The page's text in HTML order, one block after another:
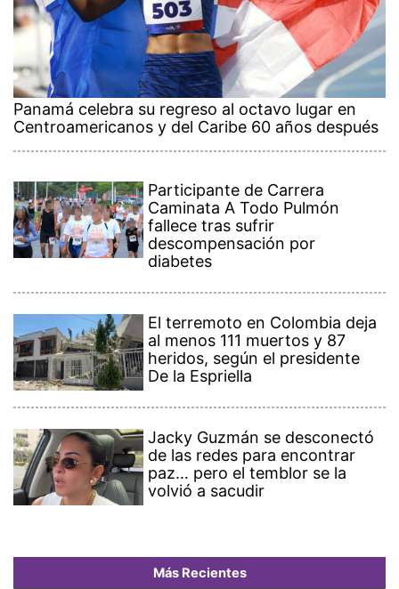
Panamá celebra su regreso al octavo lugar en
Centroamericanos y del Caribe 60 años después
Participante de Carrera
Caminata A Todo Pulmón
fallece tras sufrir
descompensación por
diabetes
El terremoto en Colombia deja
al menos 111 muertos y 87
heridos, según el presidente
De la Espriella
Jacky Guzmán se desconectó
de las redes para encontrar
paz… pero el temblor se la
volvió a sacudir
Más Recientes